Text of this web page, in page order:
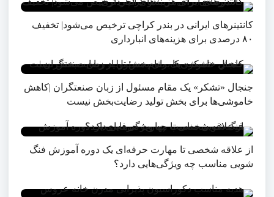
کانتینرهای ایرانی در بندر کراچی ترخیص می‌شود| تخفیف
۸۰ درصدی برای هزینه‌های انبارداری
جنجال «تشکر» یک مقام مسئول از زبان صنعتگران |کاهش
خاموشی‌ها برای بخش تولید رضایت‌بخش نیست
از علاقه شخصی تا مهارت حرفه‌ای یک دوره آموزش فنگ
شویی مناسب چه ویژگی‌هایی دارد؟